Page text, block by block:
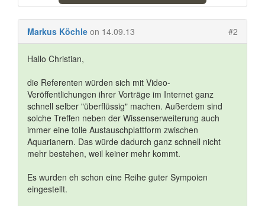
Markus Köchle on 14.09.13 #2
Hallo Christian,
die Referenten würden sich mit Video-
Veröffentlichungen ihrer Vorträge im Internet ganz
schnell selber "überflüssig" machen. Außerdem sind
solche Treffen neben der Wissenserweiterung auch
immer eine tolle Austauschplattform zwischen
Aquarianern. Das würde dadurch ganz schnell nicht
mehr bestehen, weil keiner mehr kommt.
Es wurden eh schon eine Reihe guter Sympoien
eingestellt.